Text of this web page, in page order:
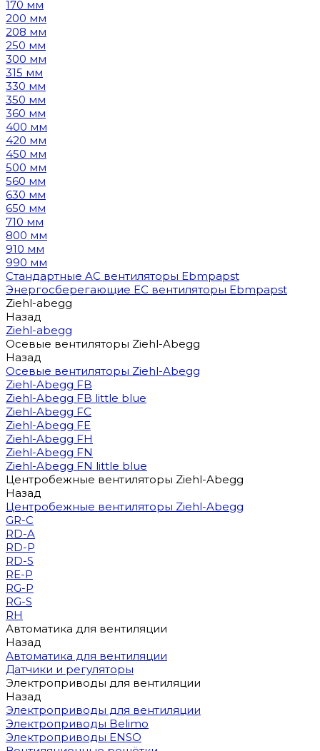
170 мм
200 мм
208 мм
250 мм
300 мм
315 мм
330 мм
350 мм
360 мм
400 мм
420 мм
450 мм
500 мм
560 мм
630 мм
650 мм
710 мм
800 мм
910 мм
990 мм
Стандартные AC вентиляторы Ebmpapst
Энергосберегающие EC вентиляторы Ebmpapst
Ziehl-abegg
Назад
Ziehl-abegg
Осевые вентиляторы Ziehl-Abegg
Назад
Осевые вентиляторы Ziehl-Abegg
Ziehl-Abegg FB
Ziehl-Abegg FB little blue
Ziehl-Abegg FC
Ziehl-Abegg FE
Ziehl-Abegg FH
Ziehl-Abegg FN
Ziehl-Abegg FN little blue
Центробежные вентиляторы Ziehl-Abegg
Назад
Центробежные вентиляторы Ziehl-Abegg
GR-C
RD-A
RD-P
RD-S
RE-P
RG-P
RG-S
RH
Автоматика для вентиляции
Назад
Автоматика для вентиляции
Датчики и регуляторы
Электроприводы для вентиляции
Назад
Электроприводы для вентиляции
Электроприводы Belimo
Электроприводы ENSO